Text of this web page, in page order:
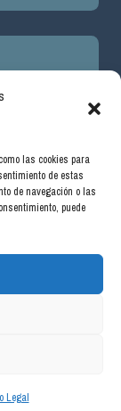
las cookies para
de estas
de navegación o las
puede
Legal
incentivos
fuentes de
sistemas
el marco del
financiado
Decreto